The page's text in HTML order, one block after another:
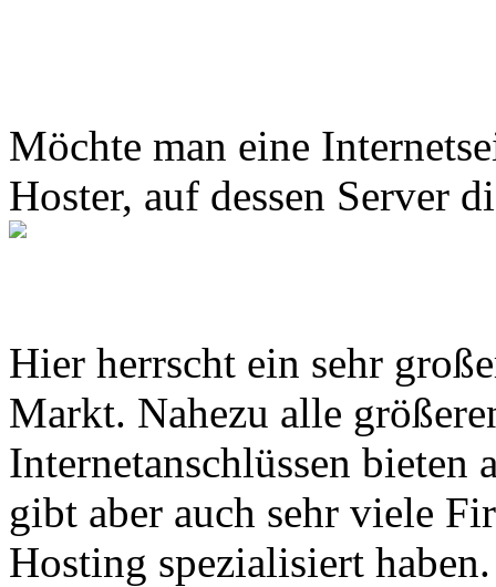
Möchte man eine
Hoster, auf dessen Server
Hier herrscht ein sehr
Markt. Nahezu alle
Internetanschlüssen bieten
gibt aber auch sehr viele
Hosting spezialisiert haben.